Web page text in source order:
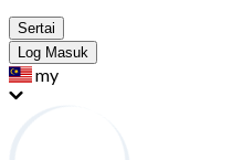
Sertai
Log Masuk
my